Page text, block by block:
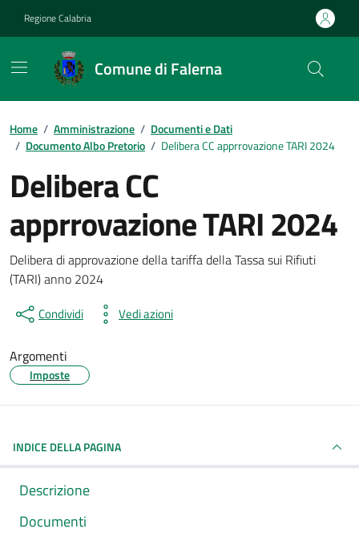
Regione Calabria
Comune di Falerna
Home / Amministrazione / Documenti e Dati
/ Documento Albo Pretorio / Delibera CC apprrovazione TARI 2024
Delibera CC
apprrovazione TARI 2024
Dettagli del documento
Delibera di approvazione della tariffa della Tassa sui Rifiuti
(TARI) anno 2024
Condividi Vedi azioni
Argomenti
Imposte
INDICE DELLA PAGINA
Descrizione
Documenti